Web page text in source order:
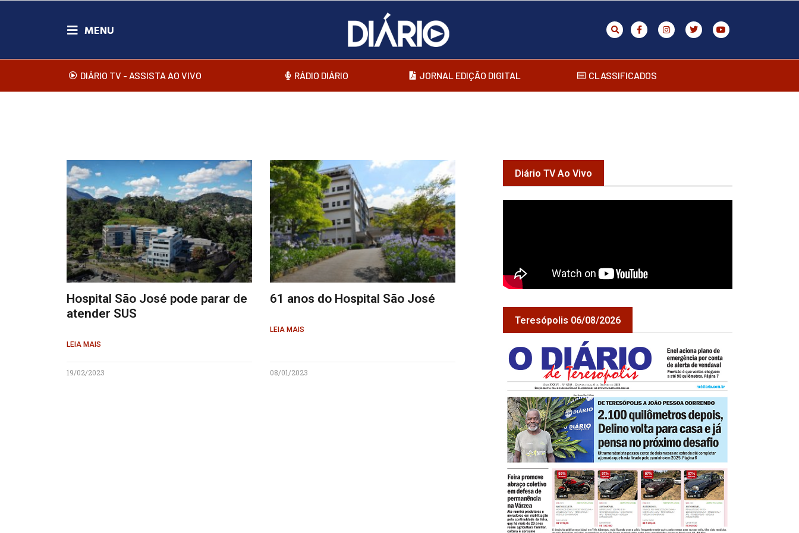
DIÁRIO TV - ASSISTA AO VIVO RÁDIO DIÁRIO JORNAL EDIÇÃO DIGITAL CLASSIFICADOS
Hospital São José pode parar de
atender SUS
LEIA MAIS
19/02/2023
61 anos do Hospital São José
LEIA MAIS
08/01/2023
Diário TV Ao Vivo
Teresópolis 06/08/2026